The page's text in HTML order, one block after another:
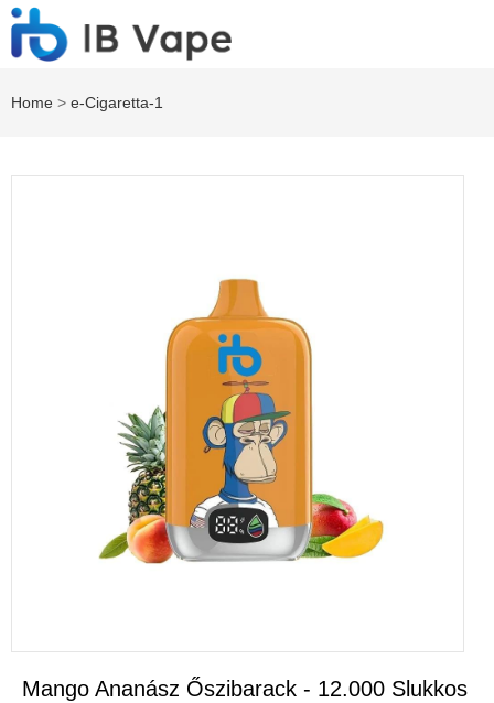
Home > e-Cigaretta-1
Mango Ananász Őszibarack - 12.000 Slukkos